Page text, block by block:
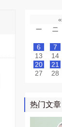
«
一 二
6
7
13
14
20
21
27
28
热门文章